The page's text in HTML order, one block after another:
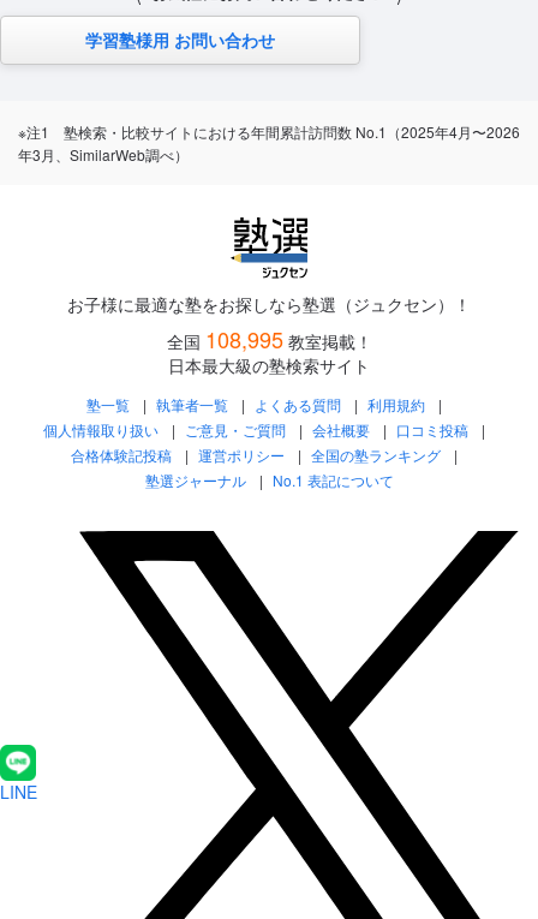
学習塾様用 お問い合わせ
※注1 塾検索・比較サイトにおける年間累計訪問数 No.1（2025年4月〜2026
年3月、SimilarWeb調べ）
お子様に最適な塾をお探しなら塾選（ジュクセン）！
全国 108,995 教室掲載！
日本最大級の塾検索サイト
塾一覧 執筆者一覧 よくある質問
利用規約
個人情報取り扱い
ご意見・ご質問 会社概要
口コミ投稿
合格体験記投稿
運営ポリシー
全国の塾ランキング
塾選ジャーナル
No.1 表記について
LINE